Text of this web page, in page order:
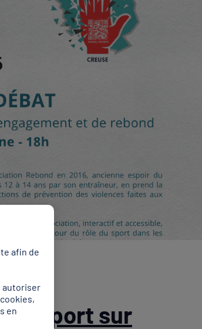
« Sport sur
afin de
autoriser
en